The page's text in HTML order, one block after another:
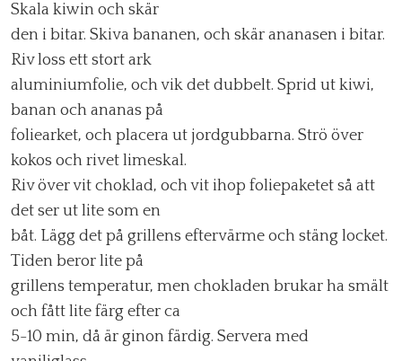
Skala kiwin och skär
den i bitar. Skiva bananen, och skär ananasen i bitar.
Riv loss ett stort ark
aluminiumfolie, och vik det dubbelt. Sprid ut kiwi,
banan och ananas på
foliearket, och placera ut jordgubbarna. Strö över
kokos och rivet limeskal.
Riv över vit choklad, och vit ihop foliepaketet så att
det ser ut lite som en
båt. Lägg det på grillens eftervärme och stäng locket.
Tiden beror lite på
grillens temperatur, men chokladen brukar ha smält
och fått lite färg efter ca
5-10 min, då är ginon färdig. Servera med